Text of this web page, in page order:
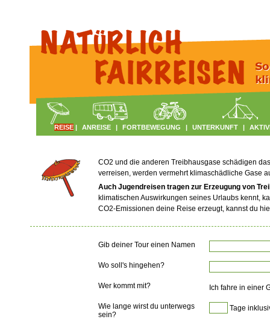
REISE | ANREISE | FORTBEWEGUNG | UNTERKUNFT |
CO2 und die anderen Treibhausgase schädigen
verreisen, werden vermehrt klimaschädliche Gase
Auch Jugendreisen tragen zur Erzeugung von
klimatischen Auswirkungen seines Urlaubs kennt,
CO2-Emissionen deine Reise erzeugt, kannst du
Gib deiner Tour einen Namen
Wo soll's hingehen?
Wer kommt mit? Ich fahre in einer
Wie lange wirst du unterwegs
sein?
Tage